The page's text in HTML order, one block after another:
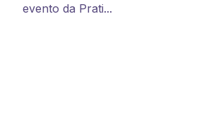
evento da Prati...